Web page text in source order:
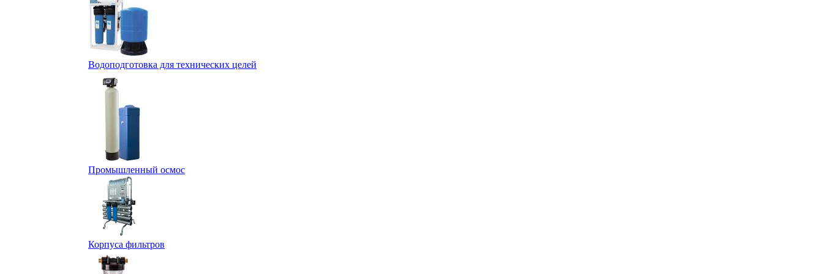
Водоподготовка для технических целей
Промышленный осмос
Корпуса фильтров